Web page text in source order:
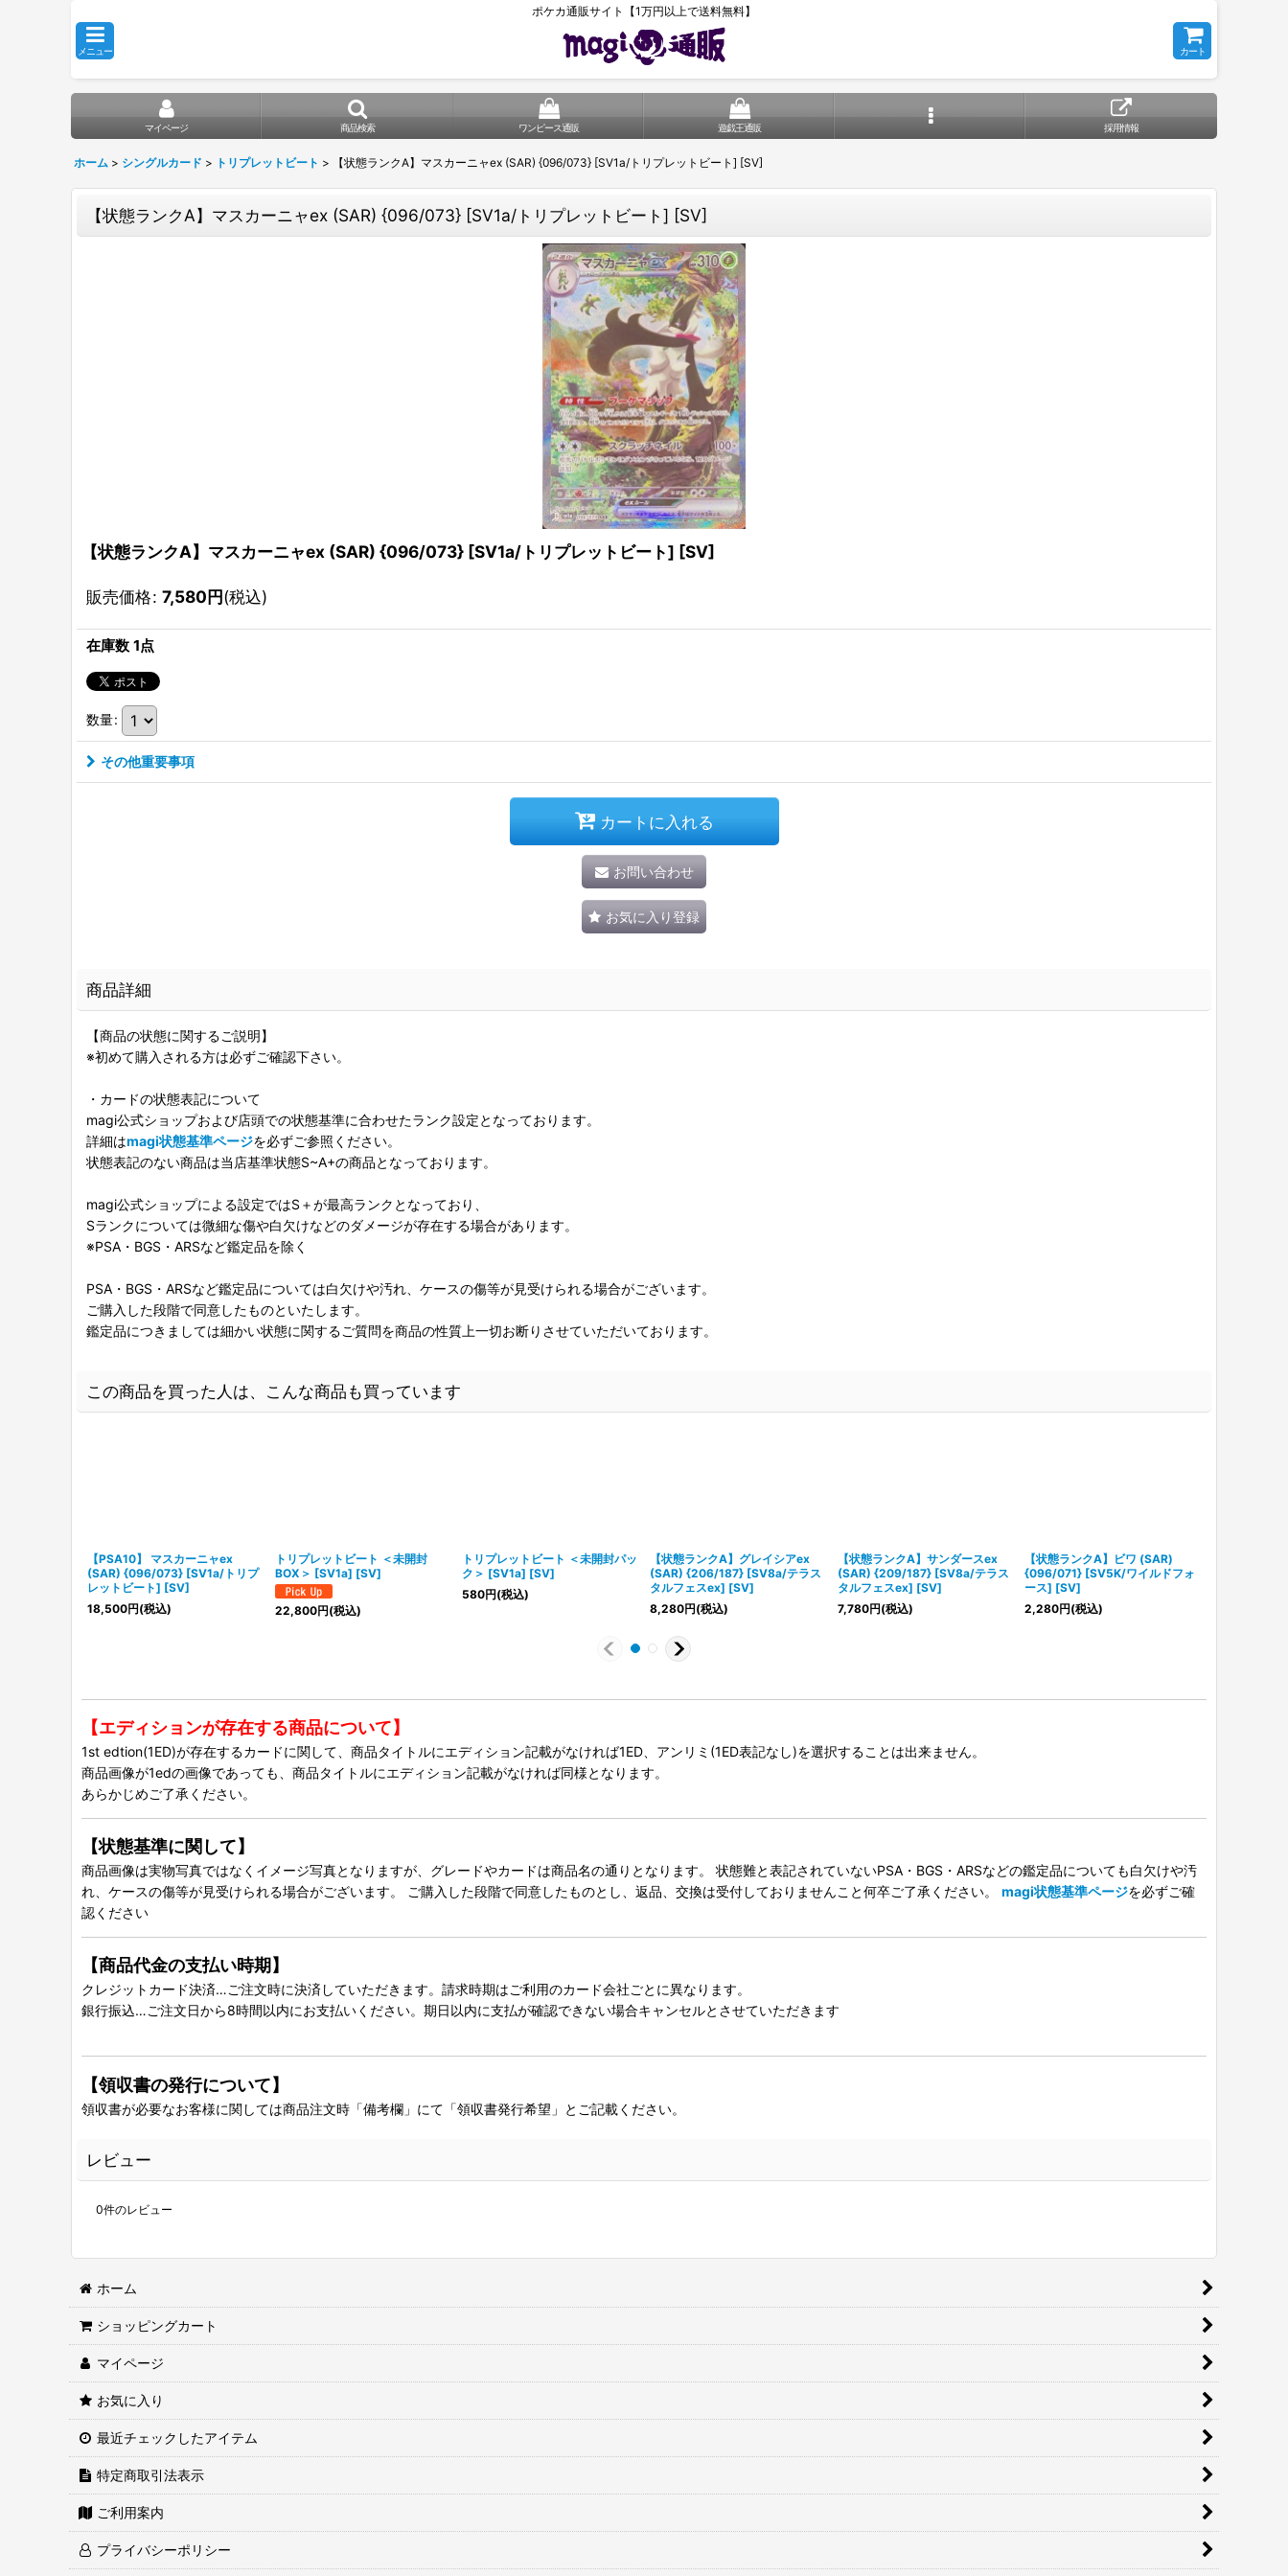
ポケカ通販サイト【1万円以上で送料無料】
メニュー カート
マイページ 商品検索 ワンピース通販 遊戯王通販 採用情報
ホーム > シングルカード > トリプレットビート > 【状態ランクA】マスカーニャex (SAR) {096/073} [SV1a/トリプレットビート] [SV]
【状態ランクA】マスカーニャex (SAR) {096/073} [SV1a/トリプレットビート] [SV]
【状態ランクA】マスカーニャex (SAR) {096/073} [SV1a/トリプレットビート] [SV]
販売価格: 7,580円(税込)
在庫数 1点
数量:
その他重要事項
カートに入れる
お問い合わせ
お気に入り登録
商品詳細
【商品の状態に関するご説明】
※初めて購入される方は必ずご確認下さい。
・カードの状態表記について
magi公式ショップおよび店頭での状態基準に合わせたランク設定となっております。
詳細はmagi状態基準ページを必ずご参照ください。
状態表記のない商品は当店基準状態S~A+の商品となっております。
magi公式ショップによる設定ではS＋が最高ランクとなっており、
Sランクについては微細な傷や白欠けなどのダメージが存在する場合があります。
※PSA・BGS・ARSなど鑑定品を除く
PSA・BGS・ARSなど鑑定品については白欠けや汚れ、ケースの傷等が見受けられる場合がございます。
ご購入した段階で同意したものといたします。
鑑定品につきましては細かい状態に関するご質問を商品の性質上一切お断りさせていただいております。
この商品を買った人は、こんな商品も買っています
【PSA10】 マスカーニャex
(SAR) {096/073} [SV1a/トリプ
レットビート] [SV]
18,500円(税込)
トリプレットビート ＜未開封
BOX＞ [SV1a] [SV]
22,800円(税込)
トリプレットビート ＜未開封パッ
ク＞ [SV1a] [SV]
580円(税込)
【状態ランクA】グレイシアex
(SAR) {206/187} [SV8a/テラス
タルフェスex] [SV]
8,280円(税込)
【状態ランクA】サンダースex
(SAR) {209/187} [SV8a/テラス
タルフェスex] [SV]
7,780円(税込)
【状態ランクA】ビワ (SAR)
{096/071} [SV5K/ワイルドフォ
ース] [SV]
2,280円(税込)
【エディションが存在する商品について】
1st edtion(1ED)が存在するカードに関して、商品タイトルにエディション記載がなければ1ED、アンリミ(1ED表記なし)を選択することは出来ません。
商品画像が1edの画像であっても、商品タイトルにエディション記載がなければ同様となります。
あらかじめご了承ください。
【状態基準に関して】
商品画像は実物写真ではなくイメージ写真となりますが、グレードやカードは商品名の通りとなります。 状態難と表記されていないPSA・BGS・ARSなどの鑑定品についても白欠けや汚
れ、ケースの傷等が見受けられる場合がございます。 ご購入した段階で同意したものとし、返品、交換は受付しておりませんこと何卒ご了承ください。 magi状態基準ページを必ずご確
認ください
【商品代金の支払い時期】
クレジットカード決済…ご注文時に決済していただきます。請求時期はご利用のカード会社ごとに異なります。
銀行振込…ご注文日から8時間以内にお支払いください。期日以内に支払が確認できない場合キャンセルとさせていただきます
【領収書の発行について】
領収書が必要なお客様に関しては商品注文時「備考欄」にて「領収書発行希望」とご記載ください。
レビュー
0件のレビュー
ホーム
ショッピングカート
マイページ
お気に入り
最近チェックしたアイテム
特定商取引法表示
ご利用案内
プライバシーポリシー